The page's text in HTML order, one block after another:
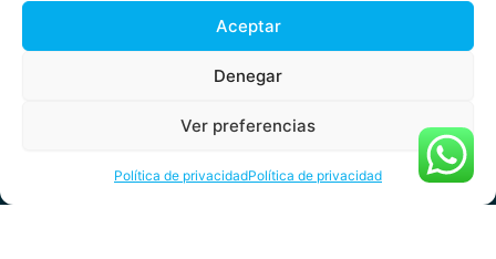
Aceptar
Denegar
Ver preferencias
Política de privacidadPolítica de privacidad